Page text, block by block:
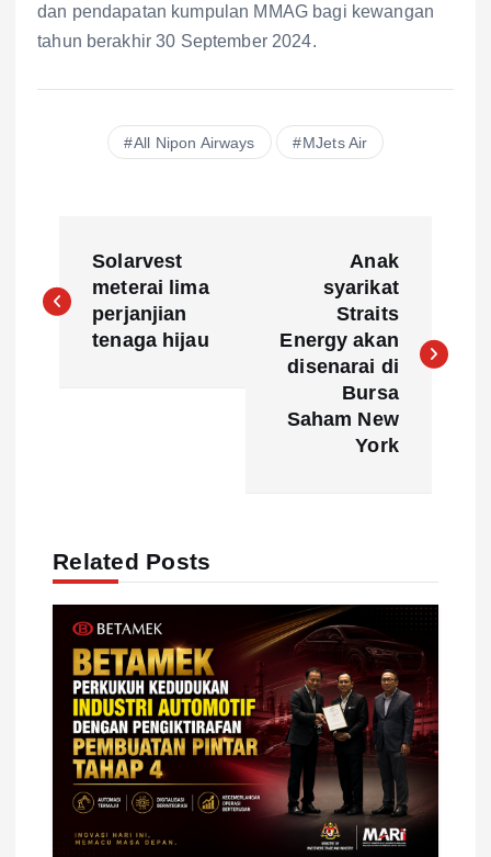
dan pendapatan kumpulan MMAG bagi kewangan
tahun berakhir 30 September 2024.
All Nipon Airways MJets Air
o
v
Solarvest
meterai lima
perjanjian
tenaga hijau
Anak
syarikat
Straits
Energy akan
disenarai di
Bursa
Saham New
York
Related Posts